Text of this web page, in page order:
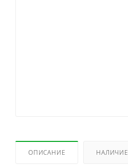
ОПИСАНИЕ НАЛИЧИЕ